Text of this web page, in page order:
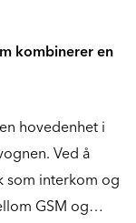
kombinerer en
hovedenhet i
Ved å
som interkom og
GSM og